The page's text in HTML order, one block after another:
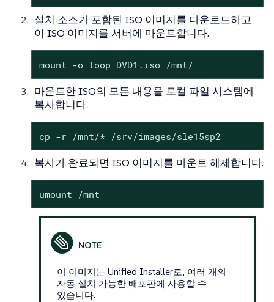
설치 소스가 포함된 ISO 이미지를 다운로드하고
이 ISO 이미지를 서버에 마운트합니다.
mount -o loop DVD1.iso /mnt/
마운트한 ISO의 모든 내용을 로컬 파일 시스템에
복사합니다.
cp -r /mnt/* /srv/images/sle15sp2
복사가 완료되면 ISO 이미지를 마운트 해제합니다.
umount /mnt
이 이미지는 Unified Installer로, 여러 개의
자동 설치 가능한 배포판에 사용할 수
있습니다.